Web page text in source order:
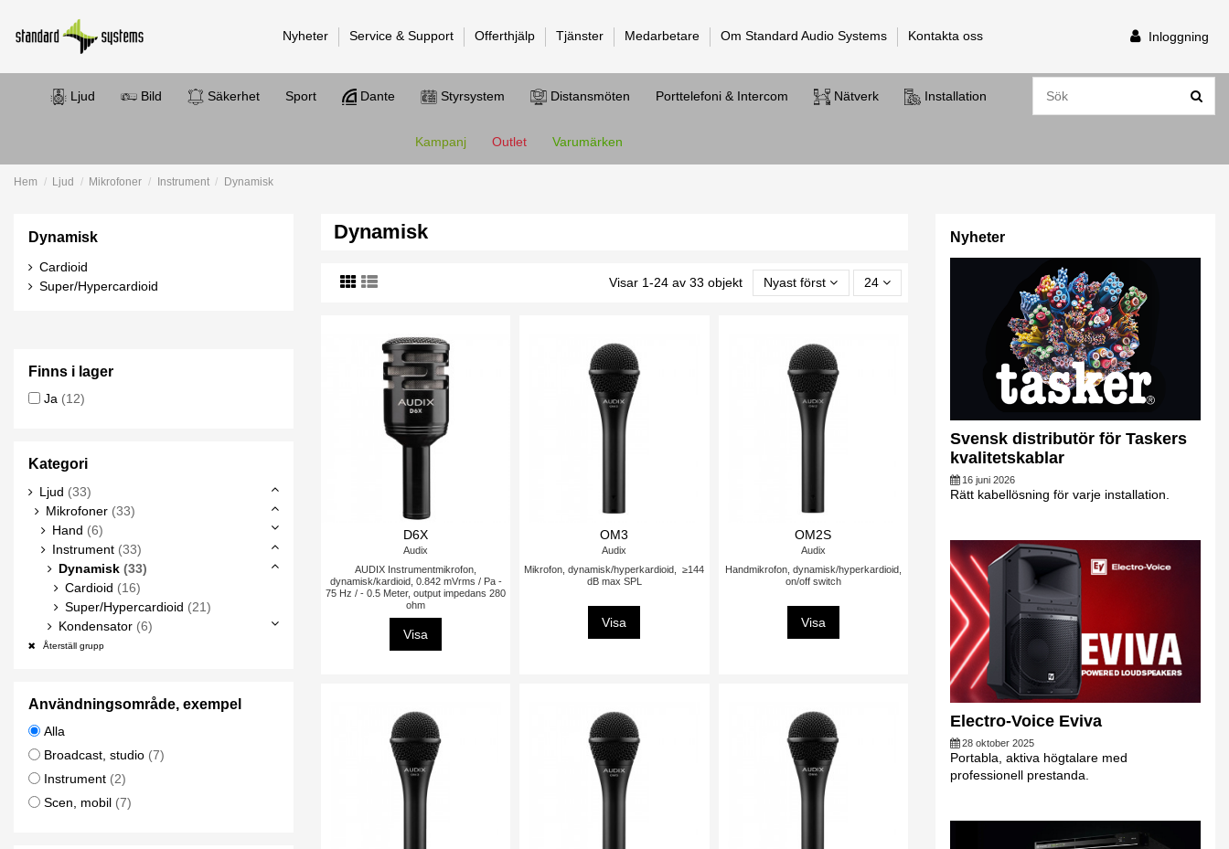
Nyheter Service & Support Offerthjälp Tjänster Medarbetare Om Standard Audio Systems Kontakta oss Inloggning
Ljud Bild Säkerhet Sport Dante Styrsystem Distansmöten Porttelefoni & Intercom Nätverk Installation
Kampanj Outlet Varumärken
Hem Ljud Mikrofoner Instrument Dynamisk
Dynamisk
Visar 1-24 av 33 objekt Nyast först 24
D6X
Audix
AUDIX Instrumentmikrofon,
dynamisk/kardioid, 0.842 mVrms / Pa -
75 Hz / - 0.5 Meter, output impedans 280
ohm
Visa
OM3
Audix
Mikrofon, dynamisk/hyperkardioid, ≥144
dB max SPL
Visa
OM2S
Audix
Handmikrofon, dynamisk/hyperkardioid,
on/off switch
Visa
Dynamisk
Cardioid
Super/Hypercardioid
Finns i lager
Ja (12)
Kategori
Ljud (33)
Mikrofoner (33)
Hand (6)
Instrument (33)
Dynamisk (33)
Cardioid (16)
Super/Hypercardioid (21)
Kondensator (6)
Återställ grupp
Användningsområde, exempel
Alla
Broadcast, studio (7)
Instrument (2)
Scen, mobil (7)
Nyheter
Svensk distributör för Taskers
kvalitetskablar
16 juni 2026
Rätt kabellösning för varje installation.
Electro-Voice Eviva
28 oktober 2025
Portabla, aktiva högtalare med
professionell prestanda.